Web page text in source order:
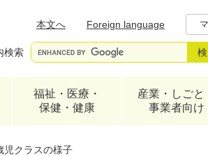
本文へ
Foreign language
検索
福祉・医療・
保健・健康
産業・しごと
事業者向け
クラスの様子